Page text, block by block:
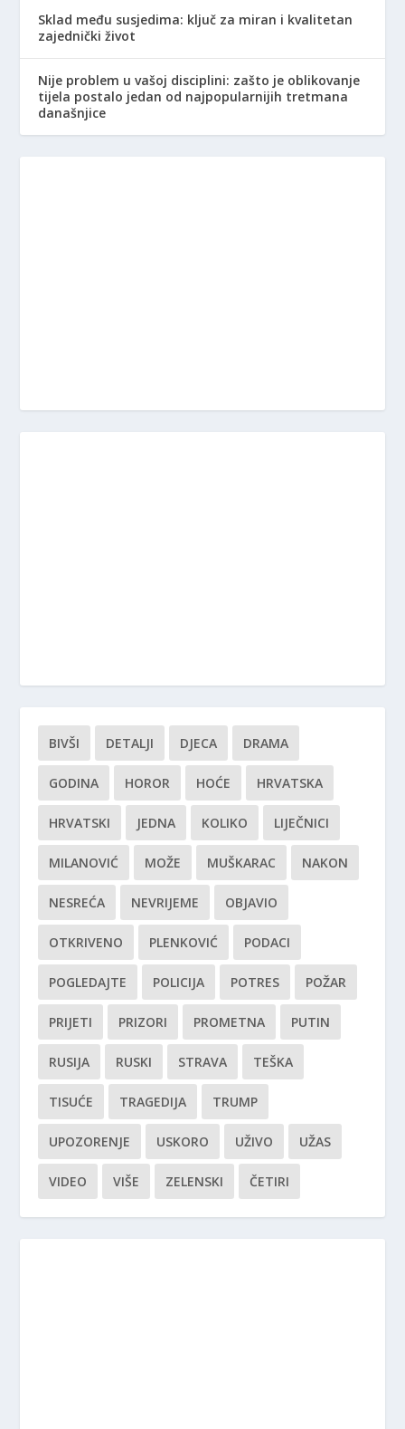
Sklad među susjedima: ključ za miran i kvalitetan
zajednički život
Nije problem u vašoj disciplini: zašto je oblikovanje
tijela postalo jedan od najpopularnijih tretmana
današnjice
BIVŠI DETALJI DJECA DRAMA
GODINA HOROR HOĆE HRVATSKA
HRVATSKI JEDNA KOLIKO LIJEČNICI
MILANOVIĆ MOŽE MUŠKARAC NAKON
NESREĆA NEVRIJEME OBJAVIO
OTKRIVENO PLENKOVIĆ PODACI
POGLEDAJTE POLICIJA POTRES POŽAR
PRIJETI PRIZORI PROMETNA PUTIN
RUSIJA RUSKI STRAVA TEŠKA
TISUĆE TRAGEDIJA TRUMP
UPOZORENJE USKORO UŽIVO UŽAS
VIDEO VIŠE ZELENSKI ČETIRI